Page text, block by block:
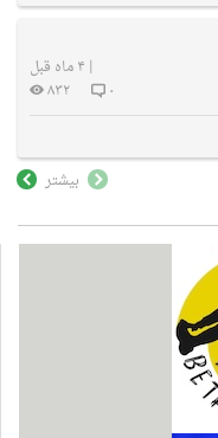
| ۴ ماه قبل
۰
۸۳۲
بیشتر